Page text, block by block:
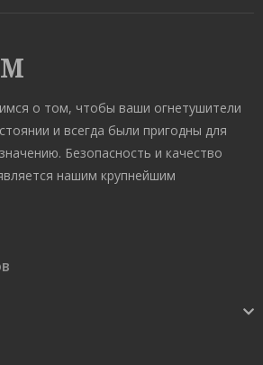
о том, чтобы ваши огнетушители
и всегда были пригодны для
Безопасность и качество
нашим крупнейшим